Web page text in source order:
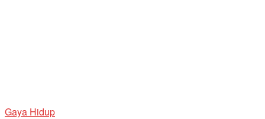
Gaya Hidup